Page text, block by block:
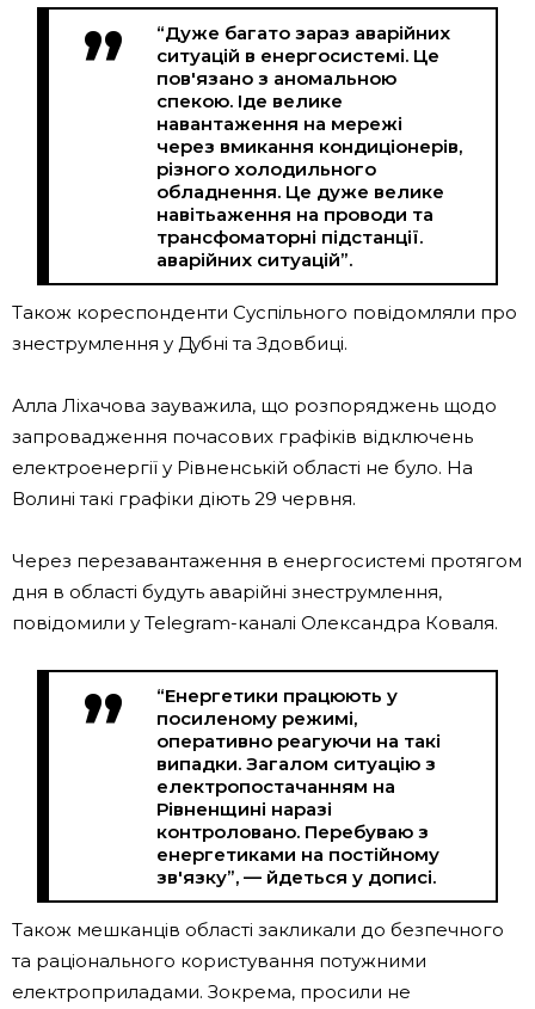
“Дуже багато зараз аварійних
ситуацій в енергосистемі. Це
пов'язано з аномальною
спекою. Іде велике
навантаження на мережі
через вмикання кондиціонерів,
різного холодильного
обладнення. Це дуже велике
навітьаження на проводи та
трансфоматорні підстанції.
аварійних ситуацій”.
Також кореспонденти Суспільного повідомляли про
знеструмлення у Дубні та Здовбиці.
Алла Ліхачова зауважила, що розпоряджень щодо
запровадження почасових графіків відключень
електроенергії у Рівненській області не було. На
Волині такі графіки діють 29 червня.
Через перезавантаження в енергосистемі протягом
дня в області будуть аварійні знеструмлення,
повідомили у Telegram-каналі Олександра Коваля.
“Енергетики працюють у
посиленому режимі,
оперативно реагуючи на такі
випадки. Загалом ситуацію з
електропостачанням на
Рівненщині наразі
контроловано. Перебуваю з
енергетиками на постійному
зв'язку”, — йдеться у дописі.
Також мешканців області закликали до безпечного
та раціонального користування потужними
електроприладами. Зокрема, просили не